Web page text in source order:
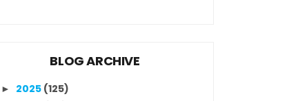
BLOG ARCHIVE
► 2025 (125)